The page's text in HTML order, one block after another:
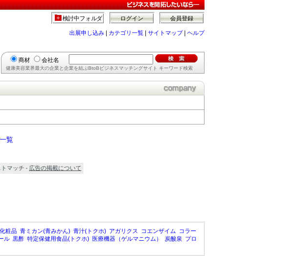
会員登録
ログイン
検討中フォルダ
出展申し込み カテゴリ一覧 サイトマップ| ヘルプ
商材 会社名
健康美容業界最大の企業と企業を結ぶBtoBビジネスマッチングサイト キーワード検索
覧
マッチ - 広告の掲載について
粧品 青ミカン(青みかん) 青汁(トクホ) アガリクス コエンザイム コラー
ル 黒酢 特定保健用食品(トクホ) 医療機器（ゲルマニウム） 炭酸泉 プロ